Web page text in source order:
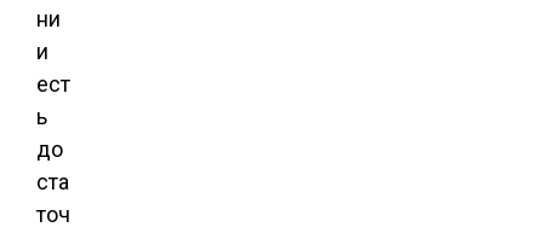
ни
и
ест
ь
до
ста
точ